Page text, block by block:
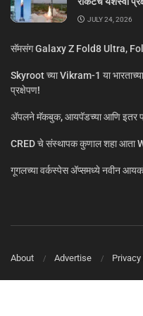
JULY 24, 2026
सॅमसंग Galaxy Z Fold8 Ultra,
Skyroot च्या Vikram-1 या
प्रक्षेपण!
ॲपलने मॅकबुक, आयपॅडच्या आणि इतर
CRED चे संस्थापक कुणाल शहा आता
गूगलच्या वर्कस्पेस अ‍ॅप्समध्ये नवीन
About Advertise